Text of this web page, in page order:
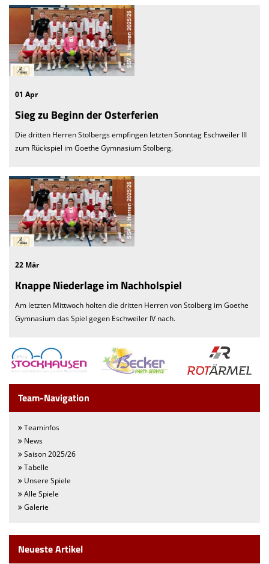
01 Apr
Sieg zu Beginn der Osterferien
Die dritten Herren Stolbergs empfingen letzten Sonntag Eschweiler III
zum Rückspiel im Goethe Gymnasium Stolberg.
22 Mär
Knappe Niederlage im Nachholspiel
Am letzten Mittwoch holten die dritten Herren von Stolberg im Goethe
Gymnasium das Spiel gegen Eschweiler IV nach.
Team-Navigation
Teaminfos
News
Saison 2025/26
Tabelle
Unsere Spiele
Alle Spiele
Galerie
Neueste Artikel